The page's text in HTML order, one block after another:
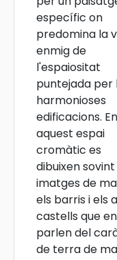
específic on
predomina la
enmig de
l'espaiositat
puntejada per
harmonioses
edificacions. En
aquest espai
cromàtic es
dibuixen sovint
imatges de
els barris i els
castells que
parlen del
de terra de